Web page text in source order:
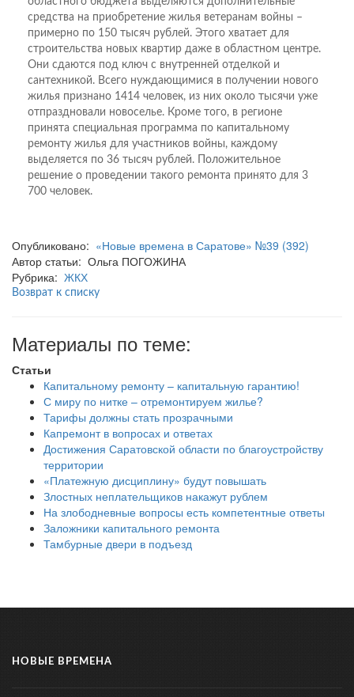
средства на приобретение жилья ветеранам войны –
примерно по 150 тысяч рублей. Этого хватает для
строительства новых квартир даже в областном центре.
Они сдаются под ключ с внутренней отделкой и
сантехникой. Всего нуждающимися в получении нового
жилья признано 1414 человек, из них около тысячи уже
отпраздновали новоселье. Кроме того, в регионе
принята специальная программа по капитальному
ремонту жилья для участников войны, каждому
выделяется по 36 тысяч рублей. Положительное
решение о проведении такого ремонта принято для 3
700 человек.
Опубликовано: «Новые времена в Саратове» №39 (392)
Автор статьи: Ольга ПОГОЖИНА
Рубрика: ЖКХ
Возврат к списку
Материалы по теме:
Статьи
Капитальному ремонту – капитальную гарантию!
С миру по нитке – отремонтируем жилье?
Тарифы должны стать прозрачными
Капремонт в вопросах и ответах
Достижения Саратовской области по благоустройству
территории
«Платежную дисциплину» будут повышать
Злостных неплательщиков накажут рублем
На злободневные вопросы есть компетентные ответы
Заложники капитального ремонта
Тамбурные двери в подъезд
НОВЫЕ ВРЕМЕНА